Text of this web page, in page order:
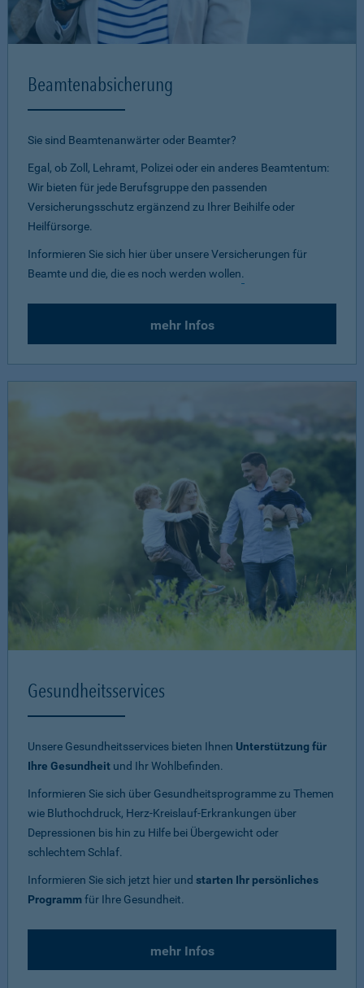
Beamtenabsicherung
Sie sind Beamtenanwärter oder Beamter?
Egal, ob Zoll, Lehramt, Polizei oder ein anderes Beamtentum:
Wir bieten für jede Berufsgruppe den passenden
Versicherungsschutz ergänzend zu Ihrer Beihilfe oder
Heilfürsorge.
Informieren Sie sich hier über unsere Versicherungen für
Beamte und die, die es noch werden wollen.
mehr Infos
Gesundheitsservices
Unsere Gesundheitsservices bieten Ihnen Unterstützung für
Ihre Gesundheit und Ihr Wohlbefinden.
Informieren Sie sich über Gesundheitsprogramme zu Themen
wie Bluthochdruck, Herz-Kreislauf-Erkrankungen über
Depressionen bis hin zu Hilfe bei Übergewicht oder
schlechtem Schlaf.
Informieren Sie sich jetzt hier und starten Ihr persönliches
Programmfür Ihre Gesundheit.
mehr Infos